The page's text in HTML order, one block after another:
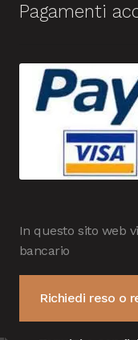
Pagamenti
In questo sito web
bancario
Richiedi reso o